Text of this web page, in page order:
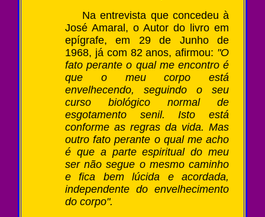
Na entrevista que concedeu à
José Amaral, o Autor do livro em
epígrafe, em 29 de Junho de
1968, já com 82 anos, afirmou: "O
fato perante o qual me encontro é
que o meu corpo está
envelhecendo, seguindo o seu
curso biológico normal de
esgotamento senil. Isto está
conforme as regras da vida. Mas
outro fato perante o qual me acho
é que a parte espiritual do meu
ser não segue o mesmo caminho
e fica bem lúcida e acordada,
independente do envelhecimento
do corpo".